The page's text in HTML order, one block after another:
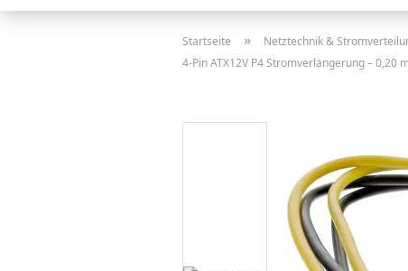
Daten- & Verbindungskabel
Startseite » Netztechnik &
4-Pin ATX12V P4 Stromverlängerung – 0,20